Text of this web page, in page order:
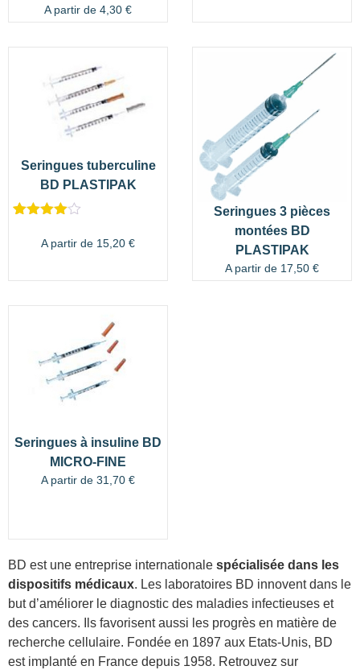
A partir de 4,30 €
Seringues tuberculine
BD PLASTIPAK
sur 5
notation
A partir de 15,20 €
Seringues 3 pièces
montées BD
PLASTIPAK
A partir de 17,50 €
Seringues à insuline BD
MICRO-FINE
A partir de 31,70 €
BD est une entreprise internationale spécialisée dans les
dispositifs médicaux. Les laboratoires BD innovent dans le
but d’améliorer le diagnostic des maladies infectieuses et
des cancers. Ils favorisent aussi les progrès en matière de
recherche cellulaire. Fondée en 1897 aux Etats-Unis, BD
est implanté en France depuis 1958. Retrouvez sur